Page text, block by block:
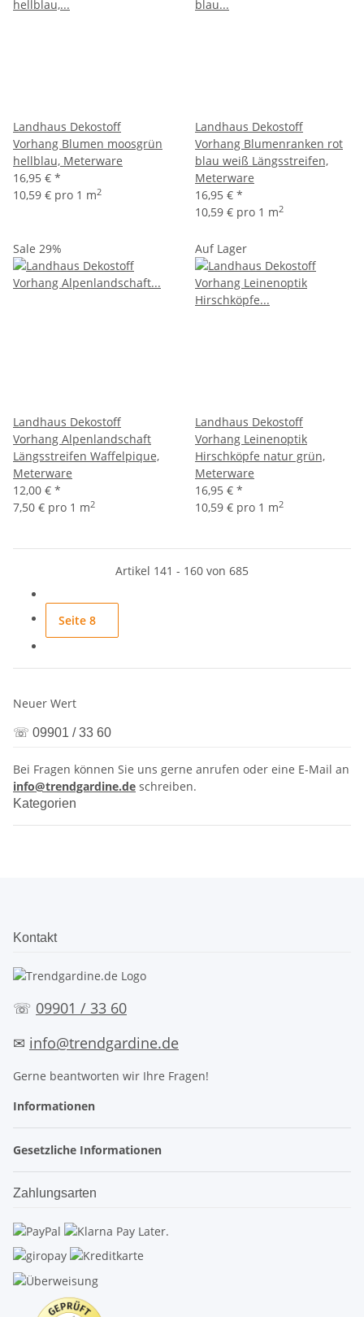
Landhaus Dekostoff
Vorhang Blumen moosgrün
hellblau, Meterware
16,95 € *
10,59 € pro 1 m2
Landhaus Dekostoff
Vorhang Blumenranken rot
blau weiß Längsstreifen,
Meterware
16,95 € *
10,59 € pro 1 m2
Sale 29%
Landhaus Dekostoff
Vorhang Alpenlandschaft
Längsstreifen Waffelpique,
Meterware
12,00 € *
7,50 € pro 1 m2
Auf Lager
Landhaus Dekostoff
Vorhang Leinenoptik
Hirschköpfe natur grün,
Meterware
16,95 € *
10,59 € pro 1 m2
Artikel 141 - 160 von 685
Seite 8
Neuer Wert
☏ 09901 / 33 60
Bei Fragen können Sie uns gerne anrufen oder eine E-Mail an
info@trendgardine.de schreiben.
Kategorien
Kontakt
☏ 09901 / 33 60
✉ info@trendgardine.de
Gerne beantworten wir Ihre Fragen!
Informationen
Gesetzliche Informationen
Zahlungsarten